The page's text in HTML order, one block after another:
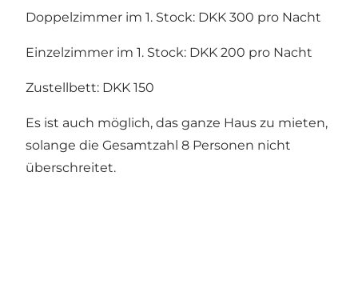
Doppelzimmer im 1. Stock: DKK 300 pro Nacht
Einzelzimmer im 1. Stock: DKK 200 pro Nacht
Zustellbett: DKK 150
Es ist auch möglich, das ganze Haus zu mieten,
solange die Gesamtzahl 8 Personen nicht
überschreitet.